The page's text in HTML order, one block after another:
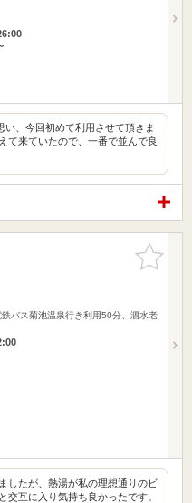
、今回初めて利用させて頂きま
て来ていたので、一番で並んで良
お気に入
りに追加
バス菊池温泉行き利用50分、泗水老
したが、熱湯が私の理想通りのビ
交互に入り気持ち良かったです。